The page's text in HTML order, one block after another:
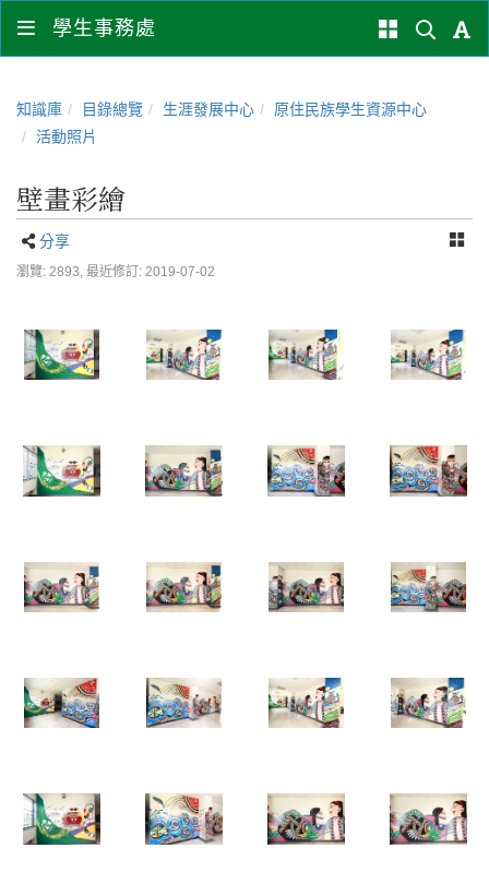
學生事務處
知識庫 目錄總覽 生涯發展中心
原住民族學生資源中心
活動照片
壁畫彩繪
分享
瀏覽: 2893, 最近修訂: 2019-07-02